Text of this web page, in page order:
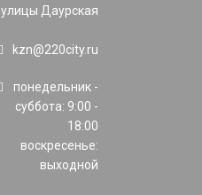
улицы Даурская
kzn@220city.ru
понедельник -
суббота: 9:00 -
18:00
воскресенье:
выходной